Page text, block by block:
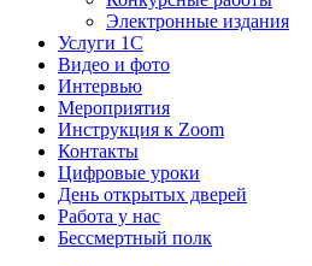
Электронные издания
Услуги 1C
Видео и фото
Интервью
Мероприятия
Инструкция к Zoom
Контакты
Цифровые уроки
День открытых дверей
Работа у нас
Бессмертный полк